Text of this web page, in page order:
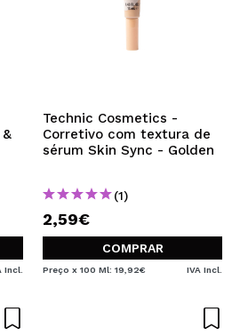
Incl.
Technic Cosmetics -
Corretivo com textura de
sérum Skin Sync - Golden
(1)
2,59€
COMPRAR
Preço x 100 Ml: 19,92€ IVA Incl.